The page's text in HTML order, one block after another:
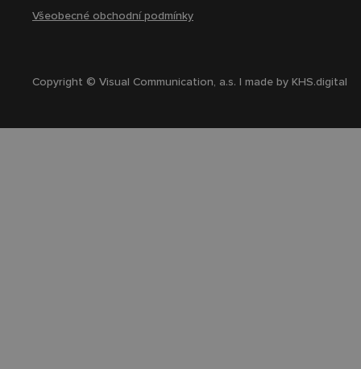
Všeobecné obchodní podmínky
Copyright © Visual Communication, a.s. | made byKHS.digital